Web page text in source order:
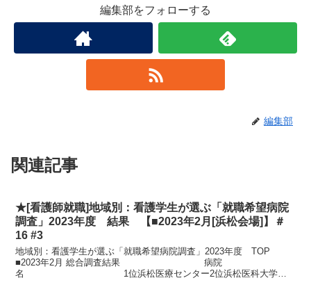
編集部をフォローする
編集部
関連記事
★[看護師就職]地域別：看護学生が選ぶ「就職希望病院
調査」2023年度 結果 【■2023年2月[浜松会場]】＃
16 #3
地域別：看護学生が選ぶ「就職希望病院調査」2023年度 TOP
■2023年2月 総合調査結果 病院
名 1位浜松医療センター2位浜松医科大学医